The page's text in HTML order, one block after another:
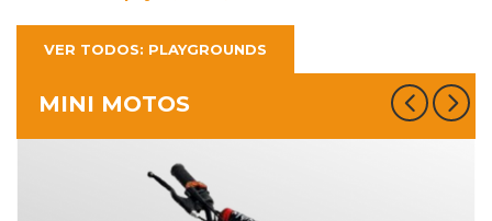
VER TODOS: PLAYGROUNDS
MINI MOTOS